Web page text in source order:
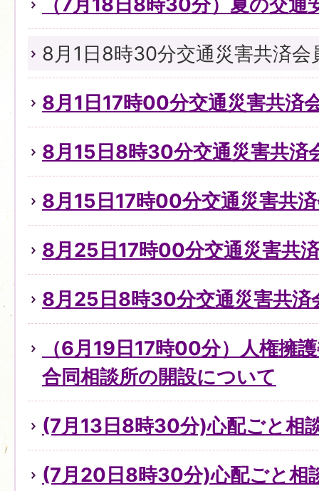
8月1日8時30分交通災害共済
8月1日17時00分交通災害共済
8月15日8時30分交通災害共済
8月15日17時00分交通災害共
8月25日17時00分交通災害共
8月25日8時30分交通災害共済
（6月19日17時00分）人権擁
合同相談所の開設について
(7月13日8時30分)心配ごと相
(7月20日8時30分)心配ごと相